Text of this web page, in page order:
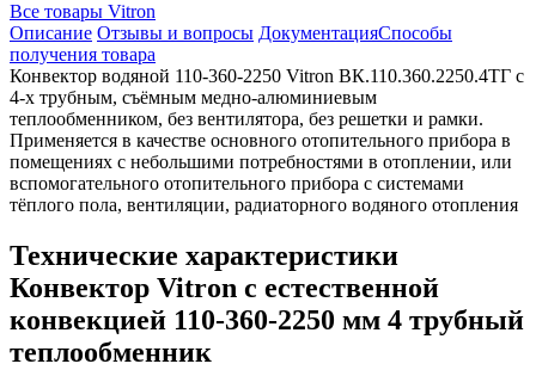
Все товары Vitron
Описание Отзывы и вопросы ДокументацияСпособы
получения товара
Конвектор водяной 110-360-2250 Vitron ВК.110.360.2250.4ТГ с
4-х трубным, съёмным медно-алюминиевым
теплообменником, без вентилятора, без решетки и рамки.
Применяется в качестве основного отопительного прибора в
помещениях с небольшими потребностями в отоплении, или
вспомогательного отопительного прибора с системами
тёплого пола, вентиляции, радиаторного водяного отопления
Технические характеристики
Конвектор Vitron с естественной
конвекцией 110-360-2250 мм 4 трубный
теплообменник